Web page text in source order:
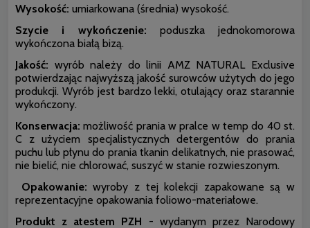
Wysokość: umiarkowana (średnia) wysokość.
Szycie i wykończenie: poduszka jednokomorowa
wykończona białą bizą.
Jakość: wyrób należy do linii AMZ NATURAL Exclusive
potwierdzając najwyższą jakość surowców użytych do jego
produkcji. Wyrób jest bardzo lekki, otulający oraz starannie
wykończony.
Konserwacja:możliwość prania w pralce w temp do 40 st.
C z użyciem specjalistycznych detergentów do prania
puchu lub płynu do prania tkanin delikatnych, nie prasować,
nie bielić, nie chlorować, suszyć w stanie rozwieszonym.
Opakowanie:wyroby z tej kolekcji zapakowane są w
reprezentacyjne opakowania foliowo-materiałowe.
Produkt z atestem PZH - wydanym przez Narodowy